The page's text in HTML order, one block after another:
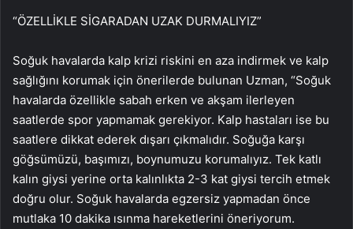
“ÖZELLİKLE SİGARADAN UZAK DURMALIYIZ”
Soğuk havalarda kalp krizi riskini en aza indirmek ve kalp
sağlığını korumak için önerilerde bulunan Uzman, “Soğuk
havalarda özellikle sabah erken ve akşam ilerleyen
saatlerde spor yapmamak gerekiyor. Kalp hastaları ise bu
saatlere dikkat ederek dışarı çıkmalıdır. Soğuğa karşı
göğsümüzü, başımızı, boynumuzu korumalıyız. Tek katlı
kalın giysi yerine orta kalınlıkta 2-3 kat giysi tercih etmek
doğru olur. Soğuk havalarda egzersiz yapmadan önce
mutlaka 10 dakika ısınma hareketlerini öneriyorum.